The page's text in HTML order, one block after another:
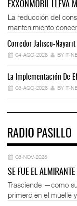
EXXONMOBIL LLEVA
La reducción del
mantenimiento
Corredor Jalisco-Nayarit
04-AGO-2026 BY IT-
La Implementación De
03-AGO-2026 BY IT-
RADIO PASILLO
03-NOV-2025
SE FUE EL
Trasciende —como
primero en el muelle y